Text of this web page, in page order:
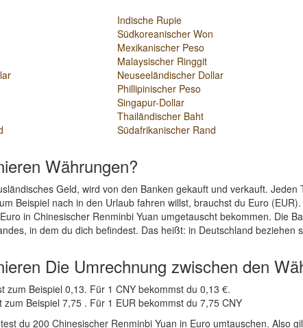
Indische Rupie
Südkoreanischer Won
Mexikanischer Peso
Malaysischer Ringgit
Neuseeländischer Dollar
Phillipinischer Peso
Singapur-Dollar
Thailändischer Baht
Südafrikanischer Rand
Währungen?
Geld, wird von den Banken gekauft und verkauft.
Beispiel nach in den Urlaub fahren willst, brauchst du Euro
in Chinesischer Renminbi Yuan umgetauscht bekommen. Die
in dem du dich befindest. Das heißt: in Deutschland beziehen
Die Umrechnung zwischen den
zum Beispiel 0,13. Für 1 CNY bekommst du 0,13 €.
zum Beispiel 7,75 . Für 1 EUR bekommst du 7,75 CNY
du 200 Chinesischer Renminbi Yuan in Euro umtauschen. Also